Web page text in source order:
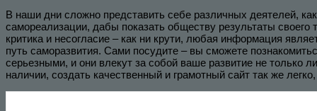
В наши дни сложно представить себе различных деятелей,
самореализации, дабы показать обществу результаты
критика и несогласие – как ни крути, любая информация
путь саморазвития. Сами посудите – вы сможете
серьезными, и они влекут за собой ваше развитие не только
наличии, создать качественный и грамотный сайт так же